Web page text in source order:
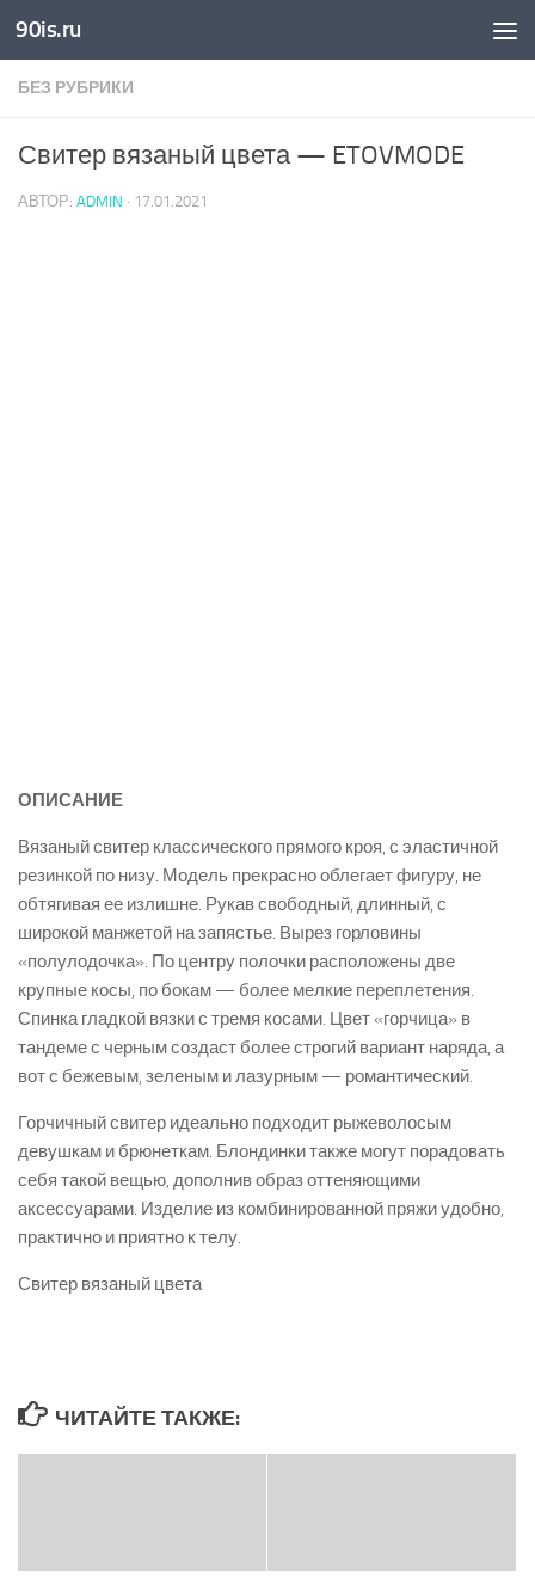
Skip to content
90is.ru
БЕЗ РУБРИКИ
Свитер вязаный цвета — ETOVMODE
АВТОР: ADMIN · 17.01.2021
ОПИСАНИЕ
Вязаный свитер классического прямого кроя, с эластичной
резинкой по низу. Модель прекрасно облегает фигуру, не
обтягивая ее излишне. Рукав свободный, длинный, с
широкой манжетой на запястье. Вырез горловины
«полулодочка». По центру полочки расположены две
крупные косы, по бокам — более мелкие переплетения.
Спинка гладкой вязки с тремя косами. Цвет «горчица» в
тандеме с черным создаст более строгий вариант наряда, а
вот с бежевым, зеленым и лазурным — романтический.
Горчичный свитер идеально подходит рыжеволосым
девушкам и брюнеткам. Блондинки также могут порадовать
себя такой вещью, дополнив образ оттеняющими
аксессуарами. Изделие из комбинированной пряжи удобно,
практично и приятно к телу.
Свитер вязаный цвета
ЧИТАЙТЕ ТАКЖЕ: